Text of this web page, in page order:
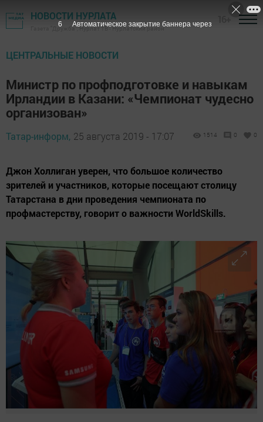
НОВОСТИ НУРЛАТА
Газета "Дружба", Нурлат ТВ - Нурлатский район
ЦЕНТРАЛЬНЫЕ НОВОСТИ
Министр по профподготовке и навыкам
Ирландии в Казани: «Чемпионат чудесно
организован»
Татар-информ, 25 августа 2019 - 17:07 1514 0 0
Джон Холлиган уверен, что большое количество
зрителей и участников, которые посещают столицу
Татарстана в дни проведения чемпионата по
профмастерству, говорит о важности WorldSkills.
5 Автоматическое закрытие баннера через